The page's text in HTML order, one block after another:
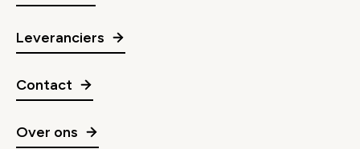
Leveranciers
Contact
Over ons